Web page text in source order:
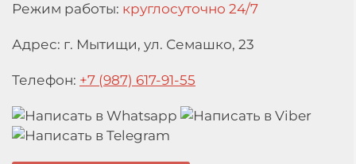
Режим работы: круглосуточно 24/7
Адрес: г. Мытищи, ул. Семашко, 23
Телефон: +7 (987) 617-91-55